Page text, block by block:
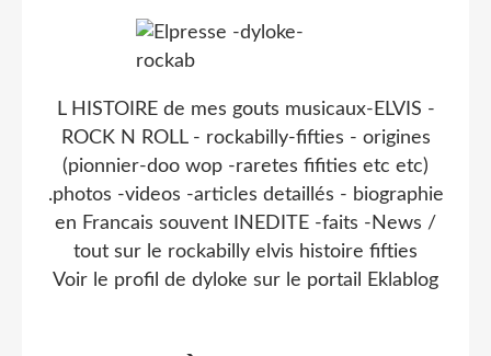
L HISTOIRE de mes gouts musicaux-ELVIS -
ROCK N ROLL - rockabilly-fifties - origines
(pionnier-doo wop -raretes fifities etc etc)
.photos -videos -articles detaillés - biographie
en Francais souvent INEDITE -faits -News /
tout sur le rockabilly elvis histoire fifties
Voir le profil de dyloke sur le portail Eklablog